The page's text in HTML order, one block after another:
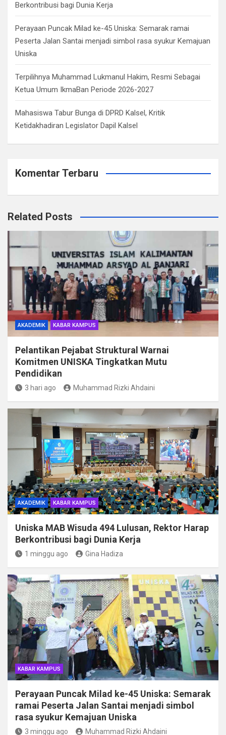
Berkontribusi bagi Dunia Kerja
Perayaan Puncak Milad ke-45 Uniska: Semarak ramai
Peserta Jalan Santai menjadi simbol rasa syukur Kemajuan
Uniska
Terpilihnya Muhammad Lukmanul Hakim, Resmi Sebagai
Ketua Umum IkmaBan Periode 2026-2027
Mahasiswa Tabur Bunga di DPRD Kalsel, Kritik
Ketidakhadiran Legislator Dapil Kalsel
Komentar Terbaru
Related Posts
AKADEMIK KABAR KAMPUS
Pelantikan Pejabat Struktural Warnai
Komitmen UNISKA Tingkatkan Mutu
Pendidikan
3 hari ago Muhammad Rizki Ahdaini
AKADEMIK KABAR KAMPUS
Uniska MAB Wisuda 494 Lulusan, Rektor Harap
Berkontribusi bagi Dunia Kerja
1 minggu ago Gina Hadiza
KABAR KAMPUS
Perayaan Puncak Milad ke-45 Uniska: Semarak
ramai Peserta Jalan Santai menjadi simbol
rasa syukur Kemajuan Uniska
3 minggu ago Muhammad Rizki Ahdaini